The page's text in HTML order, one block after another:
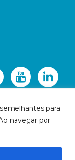
para
navegar por
direitos reservados